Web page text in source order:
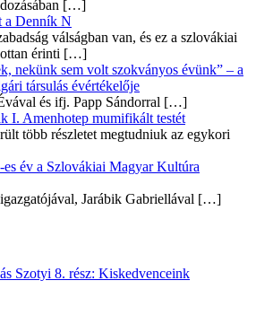
[…]
a Denník N
válságban van, és ez a szlovákiai
érinti […]
nekünk sem volt szokványos évünk” – a
társulás évértékelője
és ifj. Papp Sándorral […]
I. Amenhotep mumifikált testét
több részletet megtudniuk az egykori
év a Szlovákiai Magyar Kultúra
Jarábik Gabriellával […]
Szotyi 8. rész: Kiskedvenceink